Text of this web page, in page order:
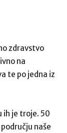
zdravstvo
na
te po jedna iz
ih je troje. 50
naše